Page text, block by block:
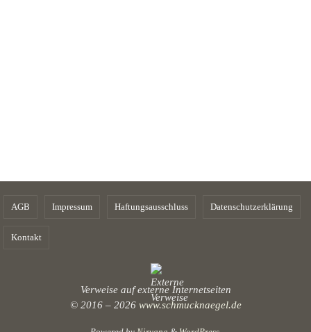
AGB Impressum Haftungsausschluss Datenschutzerklärung
Kontakt
Verweise auf externe Internetseiten
© 2016 – 2026 www.schmucknaegel.de